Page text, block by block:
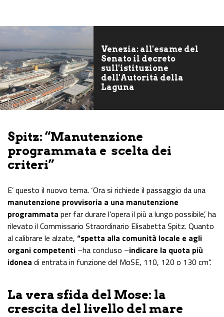
Venezia: all'esame del
Senato il decreto
sull'istituzione
dell'Autorità della
Laguna
Spitz: “Manutenzione
programmata e scelta dei
criteri”
E’ questo il nuovo tema. ‘Ora si richiede il passaggio da una
manutenzione provvisoria a una manutenzione
programmata per far durare l’opera il più a lungo possibile’, ha
rilevato il Commissario Straordinario Elisabetta Spitz. Quanto
al calibrare le alzate, “spetta alla comunità locale e agli
organi competenti –ha concluso –indicare la quota più
idonea di entrata in funzione del MoSE, 110, 120 o 130 cm”.
La vera sfida del Mose: la
crescita del livello del mare